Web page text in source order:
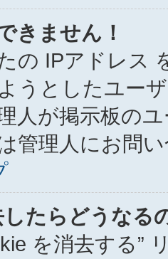
きません！
の IPアドレス
うとしたユー
人が掲示板の
管理人にお問
たらどうなる
を消去する”